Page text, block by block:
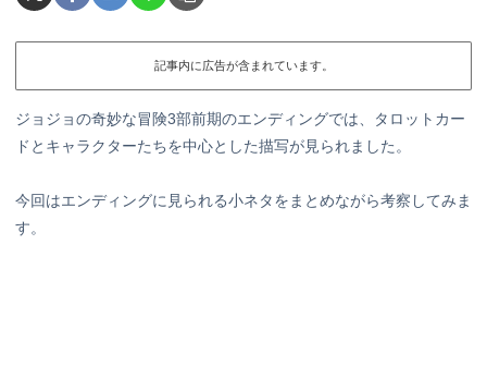
記事内に広告が含まれています。
ジョジョの奇妙な冒険3部前期のエンディングでは、タロットカー
ドとキャラクターたちを中心とした描写が見られました。
今回はエンディングに見られる小ネタをまとめながら考察してみま
す。